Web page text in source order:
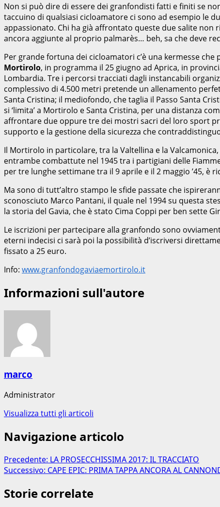
Non si può dire di essere dei granfondisti fatti e finiti se
taccuino di qualsiasi cicloamatore ci sono ad esempio le
appassionato. Chi ha già affrontato queste due salite
ancora aggiunte al proprio palmarès… beh, sa che deve
Per grande fortuna dei cicloamatori c’è una kermesse
Mortirolo, in programma il 25 giugno ad Aprica, in
Lombardia. Tre i percorsi tracciati dagli instancabili
complessivo di 4.500 metri pretende un allenamento
Santa Cristina; il mediofondo, che taglia il Passo Santa
si ‘limita’ a Mortirolo e Santa Cristina, per una distanza
affrontare due oppure tre dei mostri sacri del loro sport
supporto e la gestione della sicurezza che
Il Mortirolo in particolare, tra la Valtellina e la
entrambe combattute nel 1945 tra i partigiani delle
per tre lunghe settimane tra il 9 aprile e il 2 maggio ’45, è
Ma sono di tutt’altro stampo le sfide passate che
sconosciuto Marco Pantani, il quale nel 1994 su questa
la storia del Gavia, che è stato Cima Coppi per ben sette
Le iscrizioni per partecipare alla granfondo sono
eterni indecisi ci sarà poi la possibilità d’iscriversi
fissato a 25 euro.
Info: www.granfondogaviaemortirolo.it
Informazioni sull'autore
marco
Administrator
Visualizza tutti gli articoli
Navigazione articolo
Precedente: LA PROSECCHISSIMA 2017: IL TRACCIATO
Successivo: CAPE EPIC: PRIMA TAPPA ANCORA AL
Storie correlate